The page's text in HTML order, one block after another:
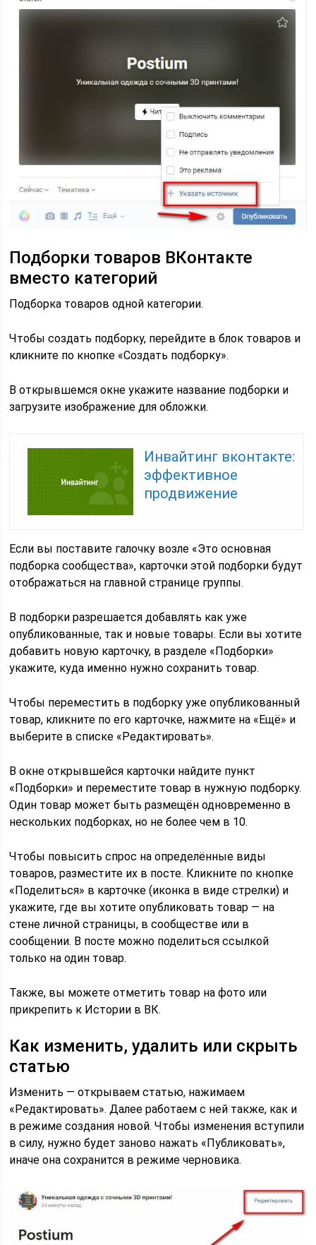
Подборки товаров ВКонтакте
вместо категорий
Подборка товаров одной категории.
Чтобы создать подборку, перейдите в блок товаров и
кликните по кнопке «Создать подборку».
В открывшемся окне укажите название подборки и
загрузите изображение для обложки.
Инвайтинг вконтакте:
эффективное
продвижение
Если вы поставите галочку возле «Это основная
подборка сообщества», карточки этой подборки будут
отображаться на главной странице группы.
В подборки разрешается добавлять как уже
опубликованные, так и новые товары. Если вы хотите
добавить новую карточку, в разделе «Подборки»
укажите, куда именно нужно сохранить товар.
Чтобы переместить в подборку уже опубликованный
товар, кликните по его карточке, нажмите на «Ещё» и
выберите в списке «Редактировать».
В окне открывшейся карточки найдите пункт
«Подборки» и переместите товар в нужную подборку.
Один товар может быть размещён одновременно в
нескольких подборках, но не более чем в 10.
Чтобы повысить спрос на определённые виды
товаров, разместите их в посте. Кликните по кнопке
«Поделиться» в карточке (иконка в виде стрелки) и
укажите, где вы хотите опубликовать товар — на
стене личной страницы, в сообществе или в
сообщении. В посте можно поделиться ссылкой
только на один товар.
Также, вы можете отметить товар на фото или
прикрепить к Истории в ВК.
Как изменить, удалить или скрыть
статью
Изменить — открываем статью, нажимаем
«Редактировать». Далее работаем с ней также, как и
в режиме создания новой. Чтобы изменения вступили
в силу, нужно будет заново нажать «Публиковать»,
иначе она сохранится в режиме черновика.